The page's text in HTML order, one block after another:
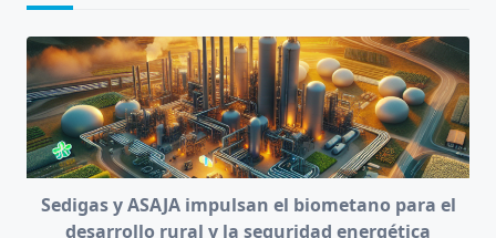
Sedigas y ASAJA impulsan el biometano para el
desarrollo rural y la seguridad energética